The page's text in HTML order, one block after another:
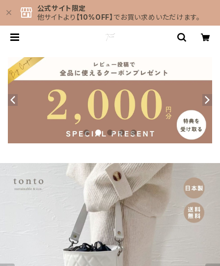
公式サイト限定
他サイトより 【10%OFF】 でお買い求めいただけます。